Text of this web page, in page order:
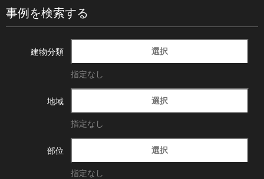
事例を検索する
建物分類 選択
指定なし
地域 選択
指定なし
部位 選択
指定なし